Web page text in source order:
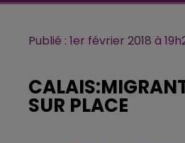
Publié : 1er février 2018 à
SUR PLACE